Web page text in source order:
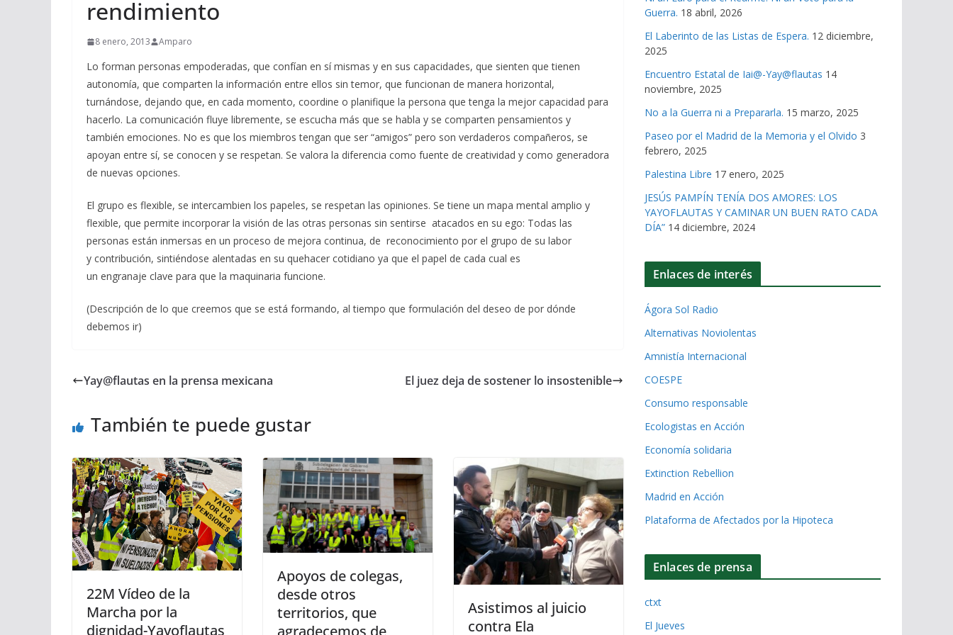
rendimiento
8 enero, 2013 Amparo
Lo forman personas empoderadas, que confían en sí mismas y en sus capacidades, que sienten que tienen
autonomía, que comparten la información entre ellos sin temor, que funcionan de manera horizontal,
turnándose, dejando que, en cada momento, coordine o planifique la persona que tenga la mejor capacidad para
hacerlo. La comunicación fluye libremente, se escucha más que se habla y se comparten pensamientos y
también emociones. No es que los miembros tengan que ser “amigos” pero son verdaderos compañeros, se
apoyan entre sí, se conocen y se respetan. Se valora la diferencia como fuente de creatividad y como generadora
de nuevas opciones.
El grupo es flexible, se intercambien los papeles, se respetan las opiniones. Se tiene un mapa mental amplio y
flexible, que permite incorporar la visión de las otras personas sin sentirse atacados en su ego: Todas las
personas están inmersas en un proceso de mejora continua, de reconocimiento por el grupo de su labor
y contribución, sintiéndose alentadas en su quehacer cotidiano ya que el papel de cada cual es
un engranaje clave para que la maquinaria funcione.
(Descripción de lo que creemos que se está formando, al tiempo que formulación del deseo de por dónde
debemos ir)
Yay@flautas en la prensa mexicana El juez deja de sostener lo insostenible
También te puede gustar
22M Vídeo de la
Marcha por la
dignidad-Yayoflautas
Apoyos de colegas,
desde otros
territorios, que
Asistimos al juicio
contra Ela
Guerra. 18 abril, 2026
El Laberinto de las Listas de Espera. 12 diciembre,
2025
Encuentro Estatal de Iai@-Yay@flautas 14
noviembre, 2025
No a la Guerra ni a Prepararla. 15 marzo, 2025
Paseo por el Madrid de la Memoria y el Olvido 3
febrero, 2025
Palestina Libre 17 enero, 2025
JESÚS PAMPÍN TENÍA DOS AMORES: LOS
YAYOFLAUTAS Y CAMINAR UN BUEN RATO CADA
DÍA” 14 diciembre, 2024
Enlaces de interés
Ágora Sol Radio
Alternativas Noviolentas
Amnistía Internacional
COESPE
Consumo responsable
Ecologistas en Acción
Economía solidaria
Extinction Rebellion
Madrid en Acción
Plataforma de Afectados por la Hipoteca
Enlaces de prensa
ctxt
El Jueves